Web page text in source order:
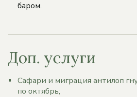
баром.
Доп. услуги
Сафари и миграция антилоп
по октябрь;